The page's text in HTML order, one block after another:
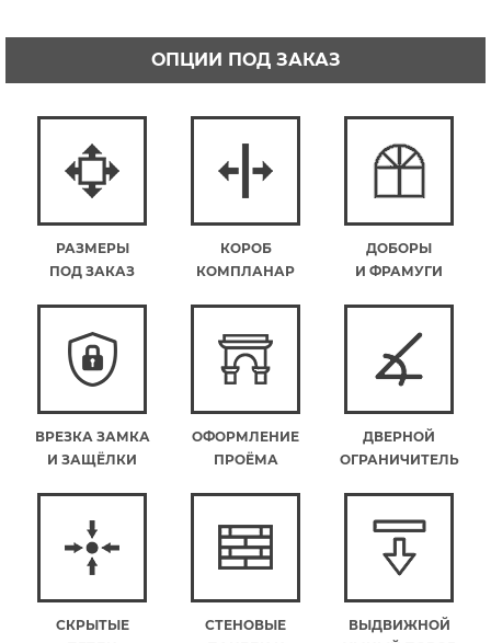
ОПЦИИ ПОД ЗАКАЗ
РАЗМЕРЫ
ПОД ЗАКАЗ
КОРОБ
КОМПЛАНАР
ДОБОРЫ
И ФРАМУГИ
ВРЕЗКА ЗАМКА
И ЗАЩЁЛКИ
ОФОРМЛЕНИЕ
ПРОЁМА
ДВЕРНОЙ
ОГРАНИЧИТЕЛЬ
СКРЫТЫЕ
СТЕНОВЫЕ
ВЫДВИЖНОЙ